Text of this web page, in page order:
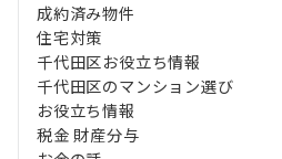
成約済み物件
住宅対策
千代田区お役立ち情報
千代田区のマンション選び
お役立ち情報
税金 財産分与